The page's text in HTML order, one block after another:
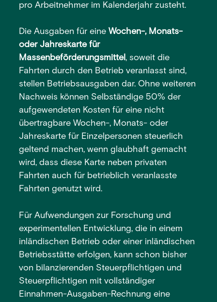
pro Arbeitnehmer im Kalenderjahr zusteht.
Die Ausgaben für eineWochen-, Monats-
oder Jahreskarte für
Massenbeförderungsmittel, soweit die
Fahrten durch den Betrieb veranlasst sind,
stellen Betriebsausgaben dar. Ohne weiteren
Nachweis können Selbständige 50% der
aufgewendeten Kosten für eine nicht
übertragbare Wochen-, Monats- oder
Jahreskarte für Einzelpersonen steuerlich
geltend machen, wenn glaubhaft gemacht
wird, dass diese Karte neben privaten
Fahrten auch für betrieblich veranlasste
Fahrten genutzt wird.
Für Aufwendungen zur Forschung und
experimentellen Entwicklung, die in einem
inländischen Betrieb oder einer inländischen
Betriebsstätte erfolgen, kann schon bisher
von bilanzierenden Steuerpflichtigen und
Steuerpflichtigen mit vollständiger
Einnahmen-Ausgaben-Rechnung eine